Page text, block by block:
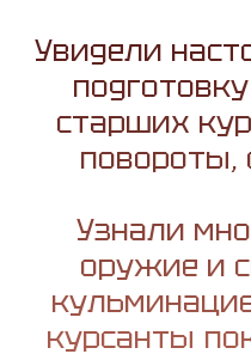
Увидели
старших
повороты,
Узнали
оружие и
курсанты